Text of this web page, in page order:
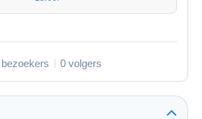
bezoekers 0 volgers